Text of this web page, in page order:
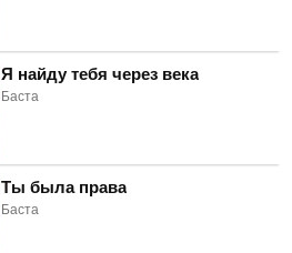
Я найду тебя через века
Баста
Ты была права
Баста